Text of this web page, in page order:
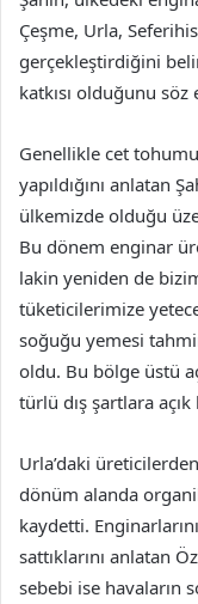
Çeşme, Urla,
gerçekleştirdiğini
katkısı olduğunu söz
Genellikle cet
yapıldığını anlatan
ülkemizde olduğu
Bu dönem enginar
lakin yeniden de
tüketicilerimize
soğuğu yemesi
oldu. Bu bölge üstü
türlü dış şartlara
Urla’daki
dönüm alanda
kaydetti.
sattıklarını anlatan
sebebi ise havaların